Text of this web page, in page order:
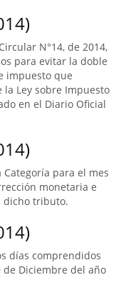
N°14, de 2014,
para evitar la doble
impuesto que
la Ley sobre Impuesto
en el Diario Oficial
para el mes
monetaria e
dicho tributo.
días comprendidos
de Diciembre del año